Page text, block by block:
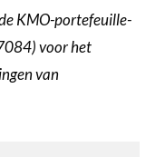
KMO-portefeuille-
voor het
van